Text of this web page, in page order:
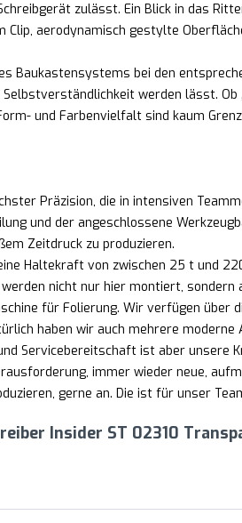
zulässt. Ein Blick in das
aerodynamisch gestylte
Baukastensystems bei den
werden lässt. Ob
und Farbenvielfalt sind kaum
Präzision, die in intensiven
und der angeschlossene
Zeitdruck zu produzieren.
Haltekraft von zwischen 25 t und
nicht nur hier montiert, sondern
für Folierung. Wir verfügen über
haben wir auch mehrere
Servicebereitschaft ist aber
immer wieder neue,
gerne an. Die ist für unser
Insider ST 02310